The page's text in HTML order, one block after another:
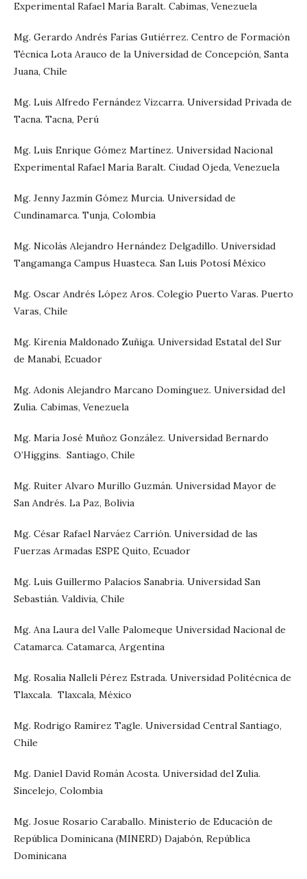
Experimental Rafael María Baralt. Cabimas, Venezuela
Mg. Gerardo Andrés Farías Gutiérrez. Centro de Formación
Técnica Lota Arauco de la Universidad de Concepción, Santa
Juana, Chile
Mg. Luis Alfredo Fernández Vizcarra. Universidad Privada de
Tacna. Tacna, Perú
Mg. Luis Enrique Gómez Martínez. Universidad Nacional
Experimental Rafael María Baralt. Ciudad Ojeda, Venezuela
Mg. Jenny Jazmín Gómez Murcia. Universidad de
Cundinamarca. Tunja, Colombia
Mg. Nicolás Alejandro Hernández Delgadillo. Universidad
Tangamanga Campus Huasteca. San Luis Potosí México
Mg. Oscar Andrés López Aros. Colegio Puerto Varas. Puerto
Varas, Chile
Mg. Kirenia Maldonado Zuñiga. Universidad Estatal del Sur
de Manabí, Ecuador
Mg. Adonis Alejandro Marcano Domínguez. Universidad del
Zulia. Cabimas, Venezuela
Mg. María José Muñoz González. Universidad Bernardo
O’Higgins. Santiago, Chile
Mg. Ruiter Alvaro Murillo Guzmán. Universidad Mayor de
San Andrés. La Paz, Bolivia
Mg. César Rafael Narváez Carrión. Universidad de las
Fuerzas Armadas ESPE Quito, Ecuador
Mg. Luis Guillermo Palacios Sanabria. Universidad San
Sebastián. Valdivia, Chile
Mg. Ana Laura del Valle Palomeque Universidad Nacional de
Catamarca. Catamarca, Argentina
Mg. Rosalia Nalleli Pérez Estrada. Universidad Politécnica de
Tlaxcala. Tlaxcala, México
Mg. Rodrigo Ramírez Tagle. Universidad Central Santiago,
Chile
Mg. Daniel David Román Acosta. Universidad del Zulia.
Sincelejo, Colombia
Mg. Josue Rosario Caraballo. Ministerio de Educación de
República Dominicana (MINERD) Dajabón, República
Dominicana